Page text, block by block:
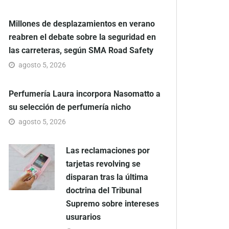
Millones de desplazamientos en verano
reabren el debate sobre la seguridad en
las carreteras, según SMA Road Safety
agosto 5, 2026
Perfumería Laura incorpora Nasomatto a
su selección de perfumería nicho
agosto 5, 2026
Las reclamaciones por
tarjetas revolving se
disparan tras la última
doctrina del Tribunal
Supremo sobre intereses
usurarios